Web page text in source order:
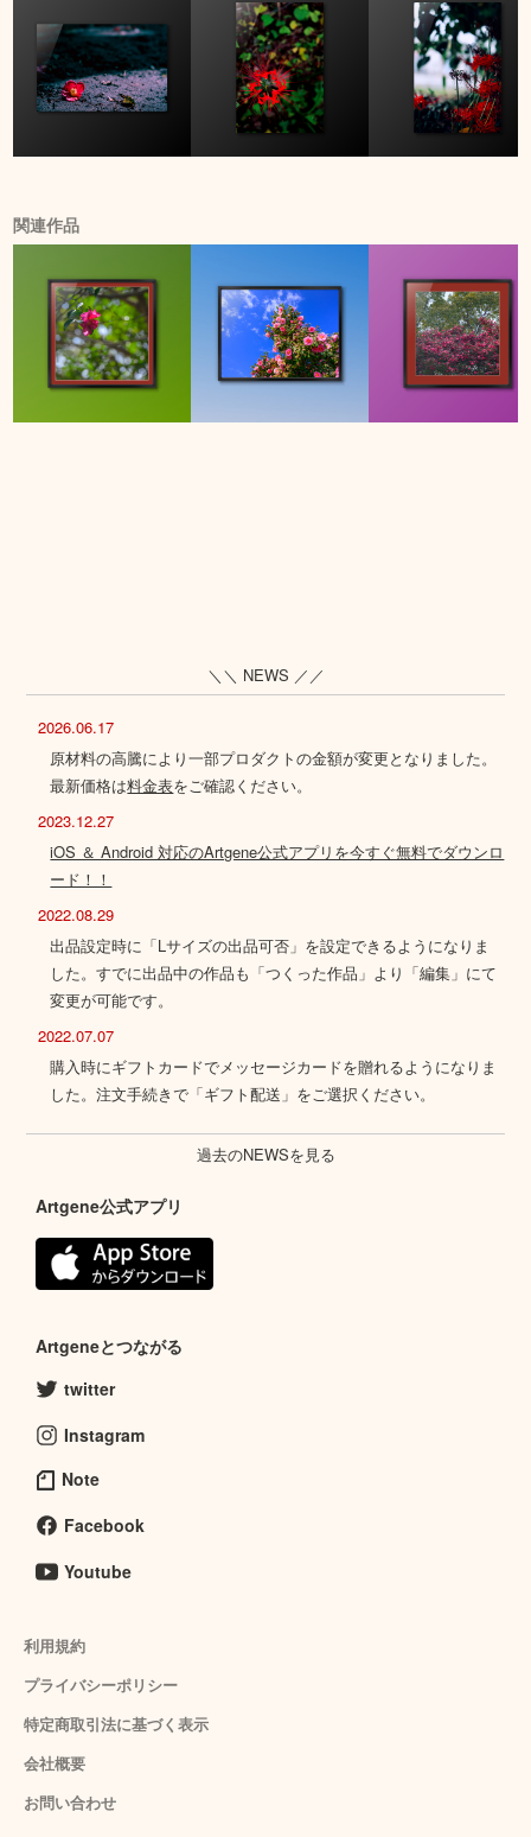
関連作品
＼＼ NEWS ／／
2026.06.17
原材料の高騰により一部プロダクトの金額が変更となりました。
最新価格は料金表をご確認ください。
2023.12.27
iOS ＆ Android 対応のArtgene公式アプリを今すぐ無料でダウンロ
ード！！
2022.08.29
出品設定時に「Lサイズの出品可否」を設定できるようになりま
した。すでに出品中の作品も「つくった作品」より「編集」にて
変更が可能です。
2022.07.07
購入時にギフトカードでメッセージカードを贈れるようになりま
した。注文手続きで「ギフト配送」をご選択ください。
過去のNEWSを見る
Artgene公式アプリ
Artgeneとつながる
twitter
Instagram
Note
Facebook
Youtube
利用規約
プライバシーポリシー
特定商取引法に基づく表示
会社概要
お問い合わせ